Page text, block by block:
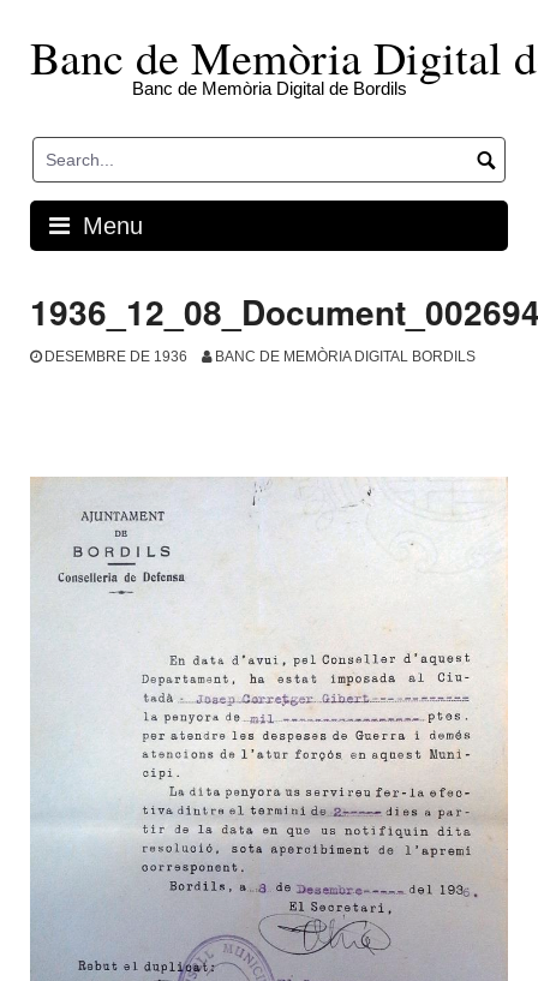
contentBanc de Memòria Digital
Banc de Memòria Digital de Bordils
Menu
DESEMBRE DE 1936 BANC DE MEMÒRIA DIGITAL BORDILS